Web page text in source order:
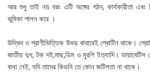
আর শুধু তাই নয় বরং এটি অঙ্গের গঠন, কার্যকারীতা এবং
ভূমিকা পালন করে ।
উদ্ভিদ ও প্রাণীভিত্তিক উভয় খাবারেই প্রোটিন থাকে।
জাতীয় দুধ, টক দই,মাছ,ডিম ও মুরগি ইত্যাদি। ডায়াবেটিস
বাধা নেই, যদি তাদের কিডনি তে কোন জটিলতা না থাকে।